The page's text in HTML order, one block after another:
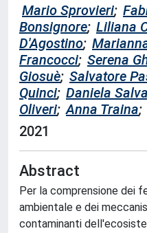
Mario Sprovieri;
Bonsignore; Liliana
D'Agostino;
Francocci; Serena
Giosuè; Salvatore
Quinci; Daniela
Oliveri; Anna Traina;
2021
Abstract
Per la comprensione dei
ambientale e dei
contaminanti